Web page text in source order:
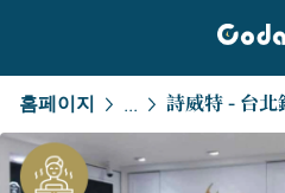
홈페이지 ... 詩威特 - 台北